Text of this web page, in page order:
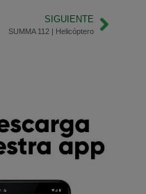
SIGUIENTE
SUMMA 112 | Helicóptero